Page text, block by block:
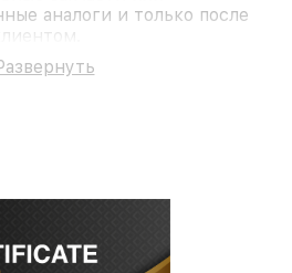
аналоги и только после
комплектующие
гарантия. В случае
и